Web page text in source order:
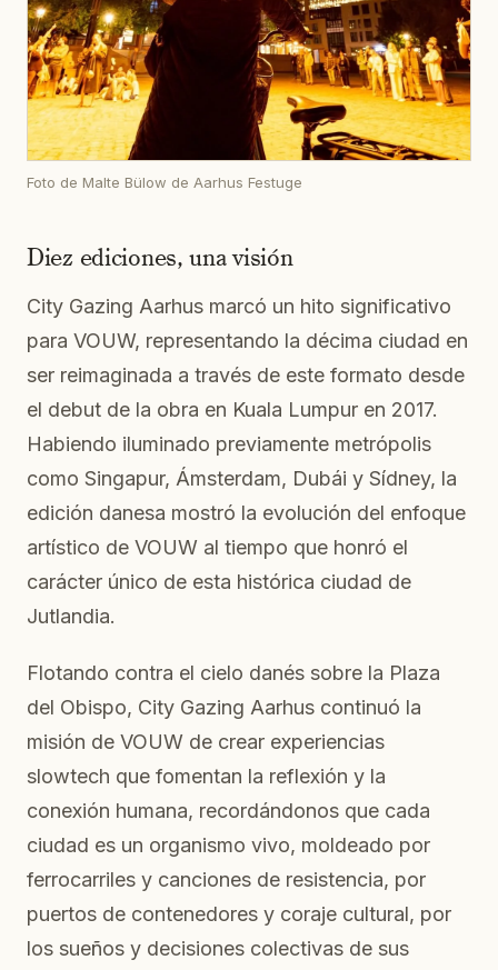
Foto de Malte Bülow de Aarhus Festuge
Diez ediciones, una visión
City Gazing Aarhus marcó un hito significativo
para VOUW, representando la décima ciudad en
ser reimaginada a través de este formato desde
el debut de la obra en Kuala Lumpur en 2017.
Habiendo iluminado previamente metrópolis
como Singapur, Ámsterdam, Dubái y Sídney, la
edición danesa mostró la evolución del enfoque
artístico de VOUW al tiempo que honró el
carácter único de esta histórica ciudad de
Jutlandia.
Flotando contra el cielo danés sobre la Plaza
del Obispo, City Gazing Aarhus continuó la
misión de VOUW de crear experiencias
slowtech que fomentan la reflexión y la
conexión humana, recordándonos que cada
ciudad es un organismo vivo, moldeado por
ferrocarriles y canciones de resistencia, por
puertos de contenedores y coraje cultural, por
los sueños y decisiones colectivas de sus